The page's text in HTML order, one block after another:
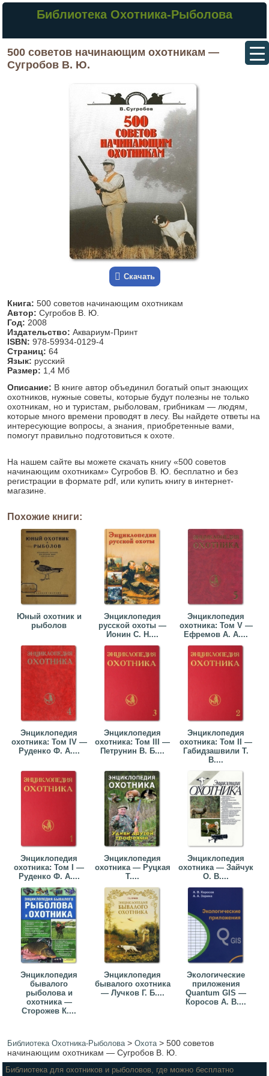
Библиотека Охотника-Рыболова
500 советов начинающим охотникам —
Сугробов В. Ю.
Скачать
Книга: 500 советов начинающим охотникам
Автор: Сугробов В. Ю.
Год: 2008
Издательство: Аквариум-Принт
ISBN: 978-59934-0129-4
Страниц: 64
Язык: русский
Размер: 1,4 Мб
Описание: В книге автор объединил богатый опыт знающих
охотников, нужные советы, которые будут полезны не только
охотникам, но и туристам, рыболовам, грибникам — людям,
которые много времени проводят в лесу. Вы найдете ответы на
интересующие вопросы, а знания, приобретенные вами,
помогут правильно подготовиться к охоте.
На нашем сайте вы можете скачать книгу «500 советов
начинающим охотникам» Сугробов В. Ю. бесплатно и без
регистрации в формате pdf, или купить книгу в интернет-
магазине.
Похожие книги:
Юный охотник и
рыболов
Энциклопедия
русской охоты —
Ионин С. Н....
Энциклопедия
охотника: Том V —
Ефремов А. А....
Энциклопедия
охотника: Том IV —
Руденко Ф. А....
Энциклопедия
охотника: Том III —
Петрунин В. Б....
Энциклопедия
охотника: Том II —
Габидзашвили Т.
В....
Энциклопедия
охотника: Том I —
Руденко Ф. А....
Энциклопедия
охотника — Руцкая
Т....
Энциклопедия
охотника — Зайчук
О. В....
Энциклопедия
бывалого
рыболова и
охотника —
Сторожев К....
Энциклопедия
бывалого охотника
— Лучков Г. Б....
Экологические
приложения
Quantum GIS —
Коросов А. В....
Библиотека Охотника-Рыболова>Охота>500 советов
начинающим охотникам — Сугробов В. Ю.
Библиотека для охотников и рыболовов, где можно бесплатно